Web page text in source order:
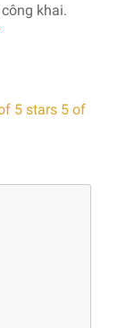
khai.
5 stars 5 of